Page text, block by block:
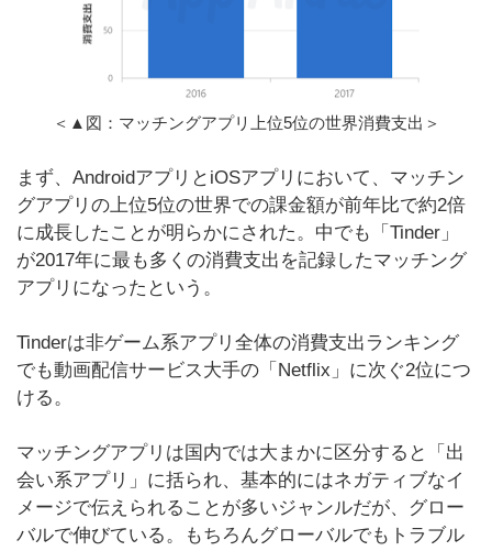
＜▲図：マッチングアプリ上位5位の世界消費支出＞
まず、AndroidアプリとiOSアプリにおいて、マッチン
グアプリの上位5位の世界での課金額が前年比で約2倍
に成長したことが明らかにされた。中でも「Tinder」
が2017年に最も多くの消費支出を記録したマッチング
アプリになったという。
Tinderは非ゲーム系アプリ全体の消費支出ランキング
でも動画配信サービス大手の「Netflix」に次ぐ2位につ
ける。
マッチングアプリは国内では大まかに区分すると「出
会い系アプリ」に括られ、基本的にはネガティブなイ
メージで伝えられることが多いジャンルだが、グロー
バルで伸びている。もちろんグローバルでもトラブル